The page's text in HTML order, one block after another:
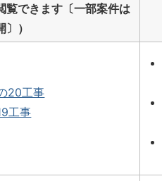
覧できます〔一部案件は
）
20工事
工事